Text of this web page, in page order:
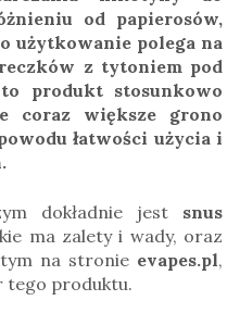
od papierosów,
użytkowanie polega na
z tytoniem pod
produkt stosunkowo
coraz większe grono
łatwości użycia i
dokładnie jest snus
ma zalety i wady, oraz
na stronie evapes.pl,
tego produktu.